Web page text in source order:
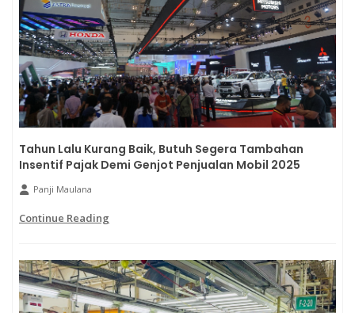
Tahun Lalu Kurang Baik, Butuh Segera Tambahan
Insentif Pajak Demi Genjot Penjualan Mobil 2025
Panji Maulana
Continue Reading